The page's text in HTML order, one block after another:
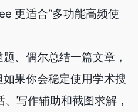
更适合“多功能高频使
、偶尔总结一篇文章，
果你会稳定使用学术搜
写作辅助和截图求解，